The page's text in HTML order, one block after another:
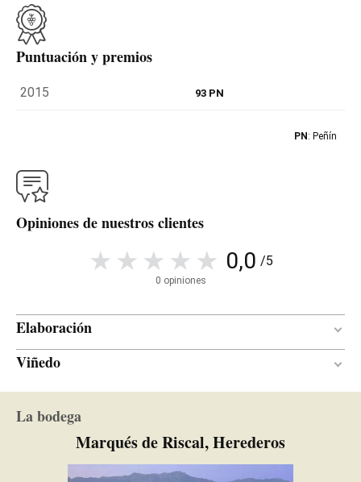
Puntuación y premios
2015 93 PN
PN: Peñín
Opiniones de nuestros clientes
0,0 /5
0 opiniones
Elaboración
MATERIAL DE
PERÍODO DE CRIANZA
TIPO DE MADERA Roble francés
Viñedo
La bodega
Marqués de Riscal, Herederos